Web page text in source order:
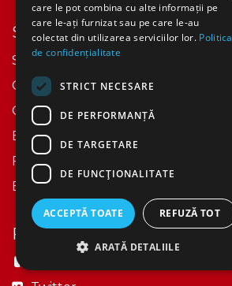
Services
Scoalaethos.ro
Casaethos.ro
Openhands.ch
Ethos.ch
Factum-magazin.ch
Ethos Impact
Follow us
care le pot combina cu alte informații pe
care le-ați furnizat sau pe care le-au
colectat din utilizarea serviciilor lor. Politica
de confidențialitate
STRICT NECESARE
DE PERFORMANȚĂ
DE TARGETARE
DE FUNCŢIONALITATE
ACCEPTĂ TOATE REFUZĂ TOT
ARATĂ DETALIILE